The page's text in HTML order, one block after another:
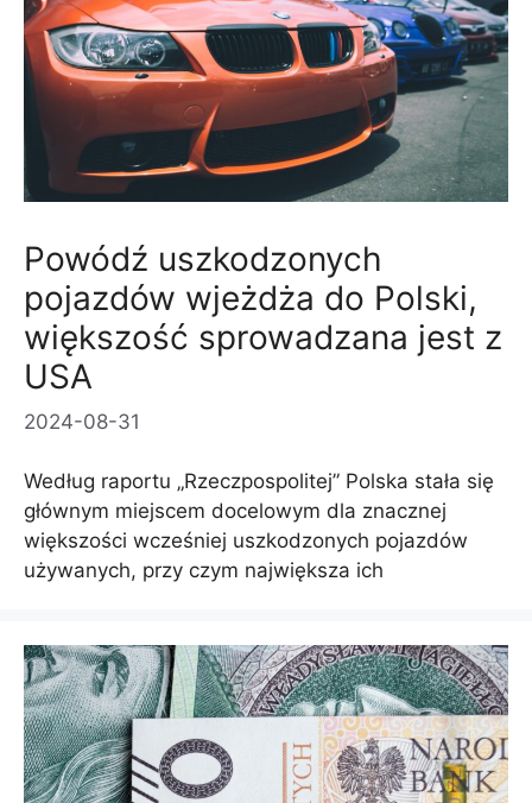
Powódź uszkodzonych
pojazdów wjeżdża do Polski,
większość sprowadzana jest z
USA
2024-08-31
Według raportu „Rzeczpospolitej” Polska stała się
głównym miejscem docelowym dla znacznej
większości wcześniej uszkodzonych pojazdów
używanych, przy czym największa ich